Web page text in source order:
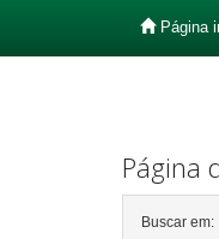
Página
Página
Buscar em: